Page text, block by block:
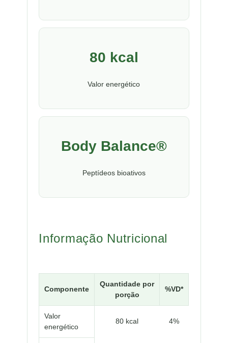
80 kcal
Valor energético
Body Balance®
Peptídeos bioativos
Informação Nutricional
Componente
Quantidade por
porção
%VD*
Valor
energético
80 kcal 4%